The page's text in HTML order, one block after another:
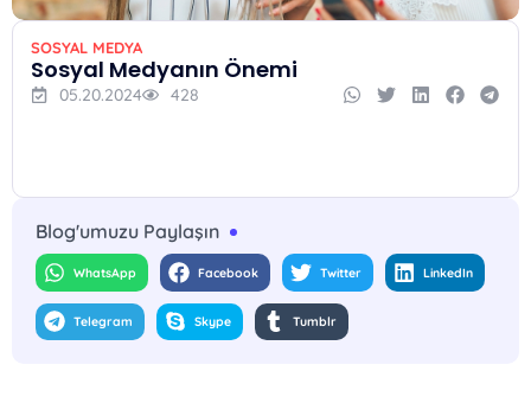
SOSYAL MEDYA
Sosyal Medyanın Önemi
05.20.2024 428
Blog'umuzu Paylaşın
WhatsApp Facebook Twitter LinkedIn
Telegram Skype Tumblr